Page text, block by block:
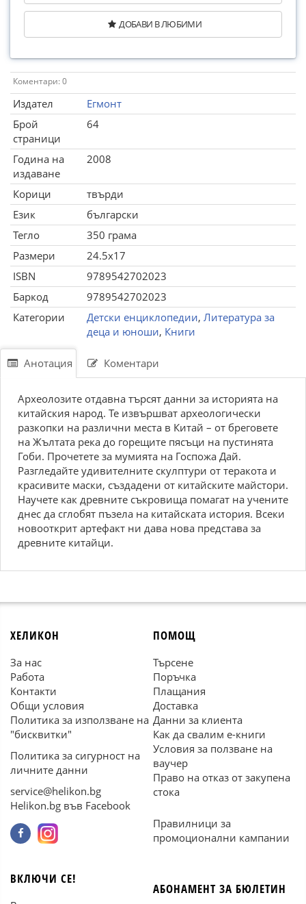
ДОБАВИ В ЛЮБИМИ
Коментари: 0
Издател
Егмонт
Брой
страници
64
Година на
издаване
2008
Корици
твърди
Език
български
Тегло
350 грама
Размери
24.5x17
ISBN
9789542702023
Баркод
9789542702023
Категории
Детски енциклопедии, Литература за
деца и юноши, Книги
Анотация Коментари
Археолозите отдавна търсят данни за историята на
китайския народ. Те извършват археологически
разкопки на различни места в Китай – от бреговете
на Жълтата река до горещите пясъци на пустинята
Гоби. Прочетете за мумията на Госпожа Дай.
Разгледайте удивителните скулптури от теракота и
красивите маски, създадени от китайските майстори.
Научете как древните съкровища помагат на учените
днес да сглобят пъзела на китайската история. Всеки
новооткрит артефакт ни дава нова представа за
древните китайци.
ХЕЛИКОН
За нас
Работа
Контакти
Общи условия
Политика за използване на
"бисквитки"
Политика за сигурност на
личните данни
service@helikon.bg
Helikon.bg във Facebook
ПОМОЩ
Търсене
Поръчка
Плащания
Доставка
Данни за клиента
Как да свалим е-книги
Условия за ползване на
ваучер
Право на отказ от закупена
стока
Правилници за
промоционални кампании
ВКЛЮЧИ СЕ!
АБОНАМЕНТ ЗА БЮЛЕТИН